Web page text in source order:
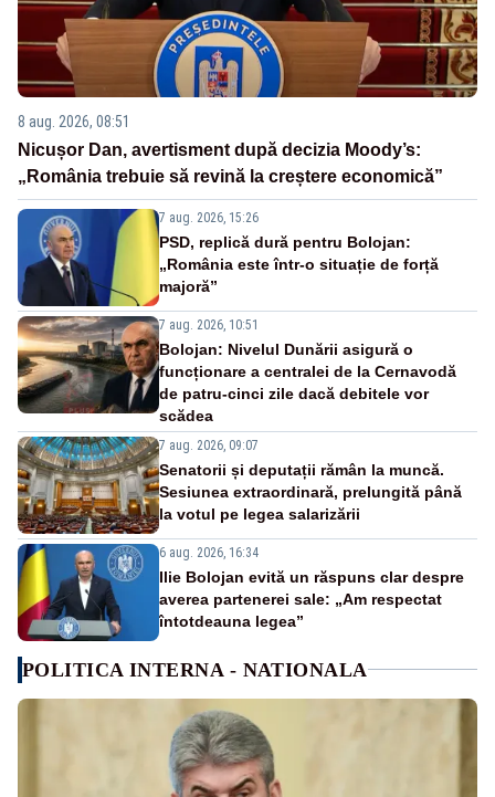
8 aug. 2026, 08:51
Nicușor Dan, avertisment după decizia Moody’s:
„România trebuie să revină la creștere economică”
7 aug. 2026, 15:26
PSD, replică dură pentru Bolojan:
„România este într-o situație de forță
majoră”
7 aug. 2026, 10:51
Bolojan: Nivelul Dunării asigură o
funcționare a centralei de la Cernavodă
de patru-cinci zile dacă debitele vor
scădea
7 aug. 2026, 09:07
Senatorii și deputații rămân la muncă.
Sesiunea extraordinară, prelungită până
la votul pe legea salarizării
6 aug. 2026, 16:34
Ilie Bolojan evită un răspuns clar despre
averea partenerei sale: „Am respectat
întotdeauna legea”
POLITICA INTERNA - NATIONALA